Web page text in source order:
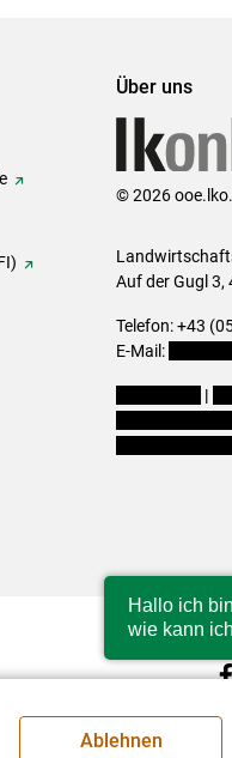
Über uns
© 2026
Auf der Gugl 3,
Telefon: +43
E-Mail:
|
Ablehnen
Hallo ich
wie kann